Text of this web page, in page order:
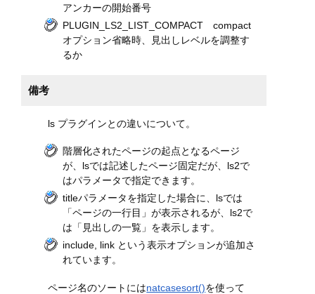
アンカーの開始番号
PLUGIN_LS2_LIST_COMPACT compact
オプション省略時、見出しレベルを調整す
るか
備考
ls プラグインとの違いについて。
階層化されたページの起点となるページ
が、lsでは記述したページ固定だが、ls2で
はパラメータで指定できます。
titleパラメータを指定した場合に、lsでは
「ページの一行目」が表示されるが、ls2で
は「見出しの一覧」を表示します。
include, link という表示オプションが追加さ
れています。
ページ名のソートにはnatcasesort()を使って